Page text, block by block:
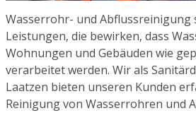
Wasserrohr- und Abflussreinigung
Leistungen, die bewirken, dass
Wohnungen und Gebäuden wie
verarbeitet werden. Wir als
Laatzen bieten unseren Kunden
Reinigung von Wasserrohren und